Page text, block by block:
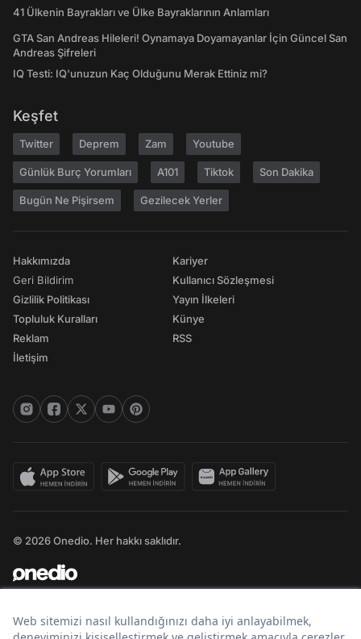
41 Ülkenin Bayrakları ve Ülke Bayraklarının Anlamları
GTA San Andreas Hileleri! Oynamaya Doyamayanlar İçin Güncel San
Andreas Şifreleri
IQ Testi: IQ'unuzun Kaç Olduğunu Merak Ettiniz mi?
Keşfet
Twitter Deprem Zam Youtube
Günlük Burç Yorumları A101 Tiktok Son Dakika
Bugün Ne Pişirsem Gezilecek Yerler
Hakkımızda
Geri Bildirim
Gizlilik Politikası
Topluluk Kuralları
Reklam
İletişim
Kariyer
Kullanıcı Sözleşmesi
Yayın İlkeleri
Künye
RSS
© 2026 Onedio. Her hakkı saklıdır.
Bir markasıdır.